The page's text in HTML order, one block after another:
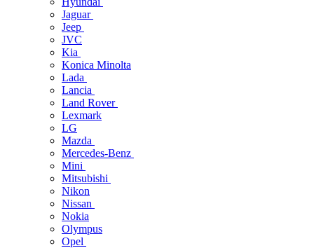
Jaguar
Jeep
JVC
Kia
Konica Minolta
Lada
Lancia
Land Rover
Lexmark
LG
Mazda
Mercedes-Benz
Mini
Mitsubishi
Nikon
Nissan
Nokia
Olympus
Opel